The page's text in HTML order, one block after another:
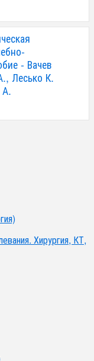
- Вачев
Лесько К.
А.
Хирургия, КТ,